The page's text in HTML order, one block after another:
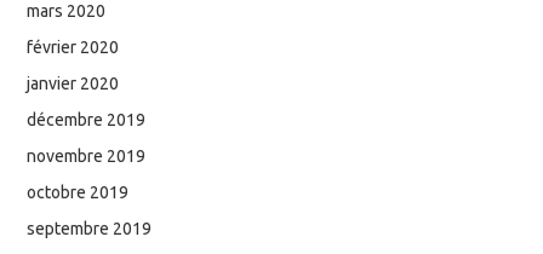
mars 2020
février 2020
janvier 2020
décembre 2019
novembre 2019
octobre 2019
septembre 2019